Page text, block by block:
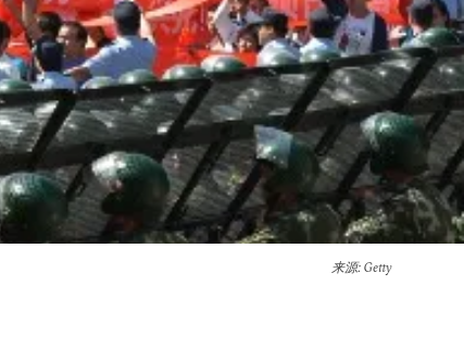
来源: Getty